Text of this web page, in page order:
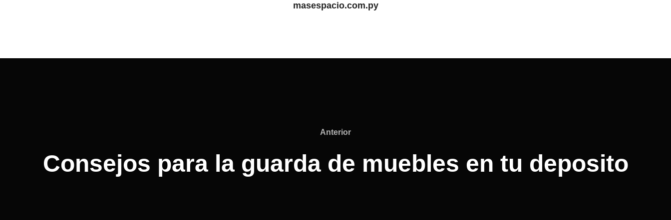
masespacio.com.py
Anterior
Anterior
Consejos para la guarda de muebles en tu deposito